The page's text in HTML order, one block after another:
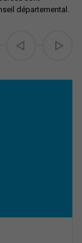
départemental.